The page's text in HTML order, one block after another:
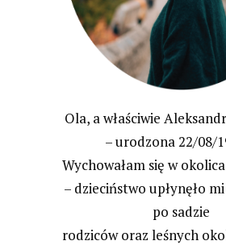
Ola, a właściwie
– urodzona 22/08/
Wychowałam się w
– dzieciństwo upłynęło
po sadzie
rodziców oraz leśnych